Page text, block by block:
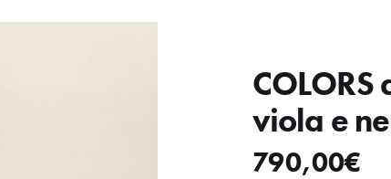
viola e
790,00€